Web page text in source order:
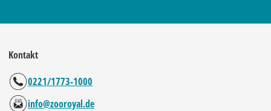
Kontakt
0221/1773-1000
info@zooroyal.de